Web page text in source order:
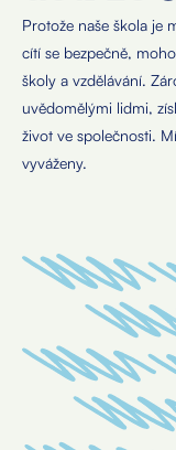
Protože naše škola je
cítí se bezpečně,
školy a vzdělávání.
uvědomělými lidmi,
život ve společnosti.
vyváženy.